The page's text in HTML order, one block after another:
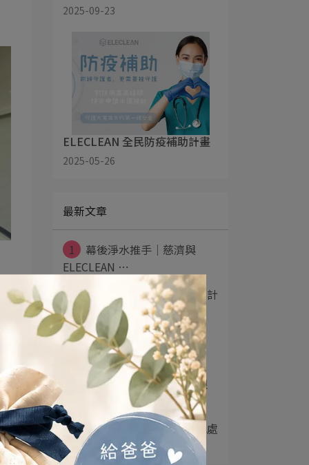
2025-09-23
ELECLEAN 全民防疫補助計畫
2025-05-26
最新文章
1
幕後淨水推手｜慈濟與
ELECLEAN ⋯
2 ELECLEAN 全民防疫補助計
畫
3 卡娜赫拉的小動物 ×
ELECLEAN ⋯
蛇模都能配~ 蛇年福袋 限
5 創淨科技攜手台北自來水處
打造新型「杜鵑花⋯